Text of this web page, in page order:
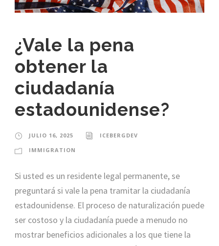
¿Vale la pena
obtener la
ciudadanía
estadounidense?
JULIO 16, 2025
ICEBERGDEV
IMMIGRATION
Si usted es un residente legal permanente, se
preguntará si vale la pena tramitar la ciudadanía
estadounidense. El proceso de naturalización puede
ser costoso y la ciudadanía puede a menudo no
mostrar beneficios adicionales a los que tiene la